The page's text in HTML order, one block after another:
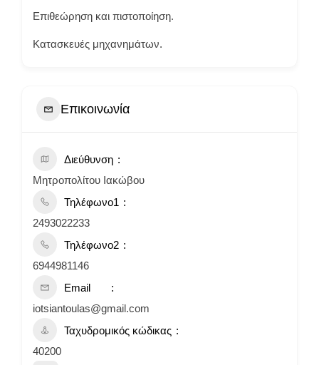
Επιθεώρηση και πιστοποίηση.
Κατασκευές μηχανημάτων.
Επικοινωνία
Διεύθυνση
Μητροπολίτου Ιακώβου
Τηλέφωνο1
2493022233
Τηλέφωνο2
6944981146
Email
iotsiantoulas@gmail.com
Ταχυδρομικός κώδικας
40200